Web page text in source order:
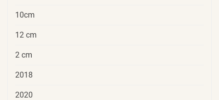
10cm
12 cm
2 cm
2018
2020